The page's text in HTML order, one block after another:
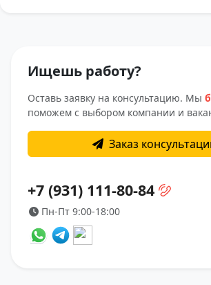
Ищешь работу?
Оставь заявку на консультацию. Мы
поможем с выбором компании и
Заказ
+7 (931) 111-80-84
Пн-Пт 9:00-18:00